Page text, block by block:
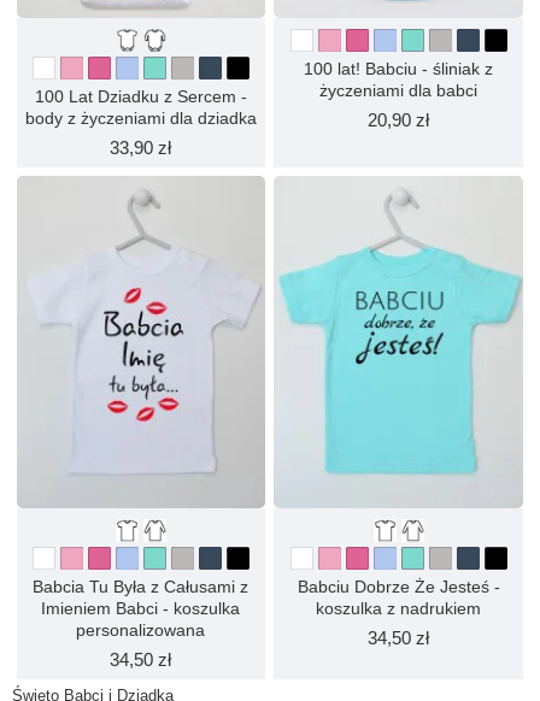
100 Lat Dziadku z Sercem -
body z życzeniami dla dziadka
33,90 zł
100 lat! Babciu - śliniak z
życzeniami dla babci
20,90 zł
Babcia Tu Była z Całusami z
Imieniem Babci - koszulka
personalizowana
34,50 zł
Babciu Dobrze Że Jesteś -
koszulka z nadrukiem
34,50 zł
Święto Babci i Dziadka